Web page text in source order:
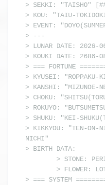
> SEKKI: "TAISHO"
> KOU: "TAIU-
> EVENT:
> ---
> LUNAR DATE: 2026-
> KOUKI DATE: 2686-
> === FORTUNE
> KYUSEI: "ROPPAKU-
> KANSHI: "MIZUNOE-
> CHOKU:
> ROKUYO:
> SHUKU: "KEI-
> KIKKYOU: "TEN-ON-
NICHI"
> BIRTH DATA:
> === SYSTEM